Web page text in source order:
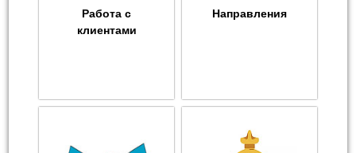
Работа с
клиентами
Направления